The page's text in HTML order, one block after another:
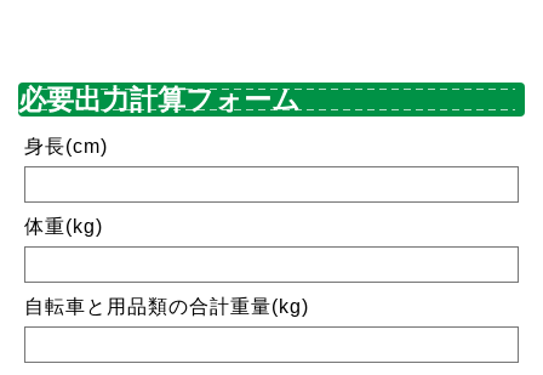
必要出力計算フォーム
身長(cm)
体重(kg)
自転車と用品類の合計重量(kg)